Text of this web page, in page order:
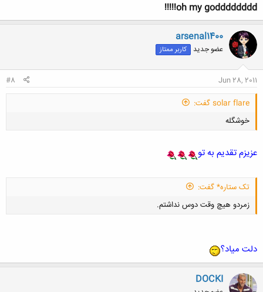
oh my godddddddd!!!!!
arsenal1400
عضو جدید کاربر ممتاز
Jun 28, 2011
#8
solar flare گفت:
خوشگله
عزیزم تقدیم به تو
تک ستاره* گفت:
زمردو هیچ وقت دوس نداشتم.
دلت میاد؟
DOCKI